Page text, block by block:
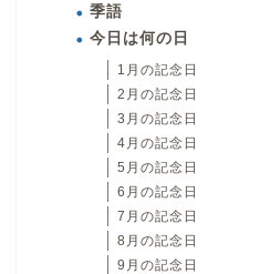
季語
今日は何の日
1月の記念日
2月の記念日
3月の記念日
4月の記念日
5月の記念日
6月の記念日
7月の記念日
8月の記念日
9月の記念日